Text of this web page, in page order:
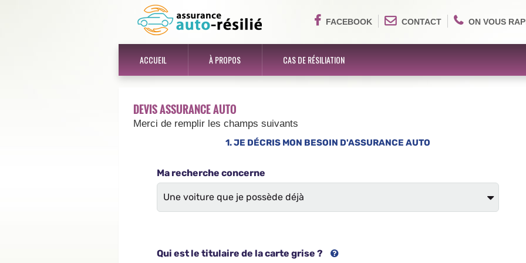
FACEBOOK CONTACT ON VOUS
ACCUEIL À PROPOS CAS DE RÉSILIATION
DEVIS ASSURANCE AUTO
Merci de remplir les champs suivants